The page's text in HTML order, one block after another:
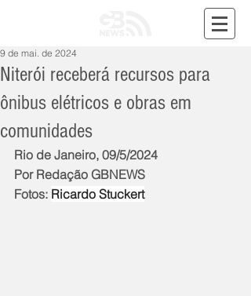
Niterói receberá recursos para
ônibus elétricos e obras em
comunidades
9 de mai. de 2024
Rio de Janeiro, 09/5/2024
Por Redação GBNEWS
Fotos: Ricardo Stuckert